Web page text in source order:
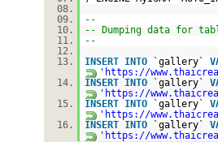
08.
09.
--
10.
-- Dumping data for
11.
--
12.
13.
INSERT INTO `gallery`
' https://
14.
INSERT INTO `gallery`
' https://
15.
INSERT INTO `gallery`
' https://
16.
INSERT INTO `gallery`
' https://